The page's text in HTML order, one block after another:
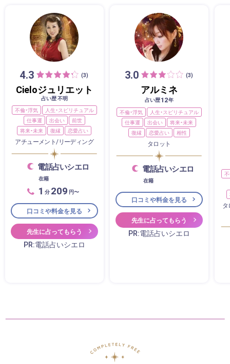
4.3 (3)
Cieloジュリエット
占い歴 不明
不倫・浮気
人生・スピリチュアル
仕事運
出会い
前世
将来・未来
復縁 恋愛占い
アチューメント/リーディング
電話占いシエロ
在籍
1 分 209 円〜
口コミや料金を見る
先生に占ってもらう
PR:電話占いシエロ
3.0 (3)
アルミネ
占い歴12年
不倫・浮気
人生・スピリチュアル
仕事運
出会い
将来・未来
復縁
恋愛占い 相性
タロット
電話占いシエロ
在籍
口コミや料金を見る
先生に占ってもらう
PR:電話占いシエロ
タ